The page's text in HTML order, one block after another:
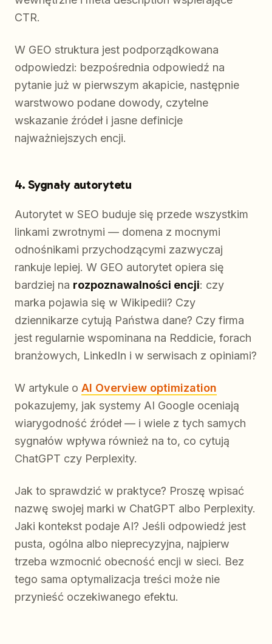
CTR.
W GEO struktura jest podporządkowana
odpowiedzi: bezpośrednia odpowiedź na
pytanie już w pierwszym akapicie, następnie
warstwowo podane dowody, czytelne
wskazanie źródeł i jasne definicje
najważniejszych encji.
4. Sygnały autorytetu
Autorytet w SEO buduje się przede wszystkim
linkami zwrotnymi — domena z mocnymi
odnośnikami przychodzącymi zazwyczaj
rankuje lepiej. W GEO autorytet opiera się
bardziej na rozpoznawalności encji: czy
marka pojawia się w Wikipedii? Czy
dziennikarze cytują Państwa dane? Czy firma
jest regularnie wspominana na Reddicie, forach
branżowych, LinkedIn i w serwisach z opiniami?
W artykule o AI Overview optimization
pokazujemy, jak systemy AI Google oceniają
wiarygodność źródeł — i wiele z tych samych
sygnałów wpływa również na to, co cytują
ChatGPT czy Perplexity.
Jak to sprawdzić w praktyce? Proszę wpisać
nazwę swojej marki w ChatGPT albo Perplexity.
Jaki kontekst podaje AI? Jeśli odpowiedź jest
pusta, ogólna albo nieprecyzyjna, najpierw
trzeba wzmocnić obecność encji w sieci. Bez
tego sama optymalizacja treści może nie
przynieść oczekiwanego efektu.